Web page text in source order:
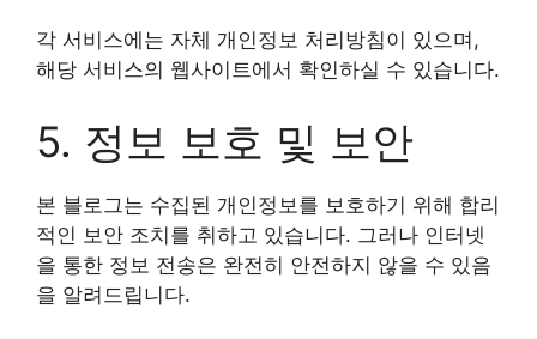
각 서비스에는 자체 개인정보 처리방침이 있으며,
해당 서비스의 웹사이트에서 확인하실 수 있습니다.
5. 정보 보호 및 보안
본 블로그는 수집된 개인정보를 보호하기 위해 합리
적인 보안 조치를 취하고 있습니다. 그러나 인터넷
을 통한 정보 전송은 완전히 안전하지 않을 수 있음
을 알려드립니다.